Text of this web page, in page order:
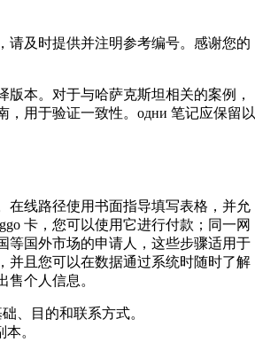
请及时提供并注明参考编号。感谢您的
本。对于与哈萨克斯坦相关的案例，
用于验证一致性。одни 笔记应保留以
在线路径使用书面指导填写表格，并允
卡，您可以使用它进行付款；同一网
等国外市场的申请人，这些步骤适用于
并且您可以在数据通过系统时随时了解
个人信息。
、目的和联系方式。
。